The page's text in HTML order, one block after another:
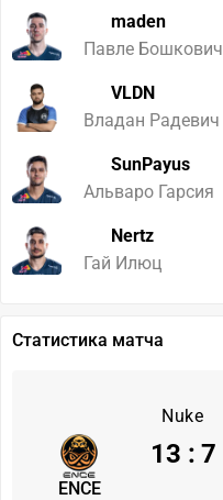
maden
Павле Бошкович
VLDN
Владан Радевич
SunPayus
Альваро Гарсия
Nertz
Гай Илюц
Статистика матча
Nuke
ENCE
13 : 7